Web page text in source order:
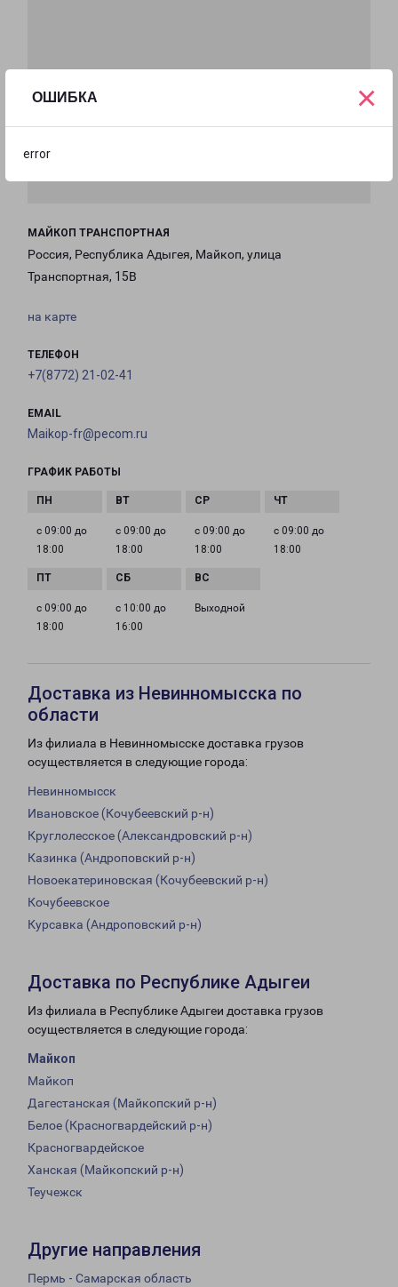
ОШИБКА
error
×
МАЙКОП ТРАНСПОРТНАЯ
Россия, Республика Адыгея, Майкоп, улица
Транспортная, 15В
на карте
ТЕЛЕФОН
+7(8772) 21-02-41
EMAIL
Maikop-fr@pecom.ru
ГРАФИК РАБОТЫ
с 09:00 до
18:00
с 09:00 до
18:00
с 09:00 до
18:00
с 09:00 до
18:00
с 09:00 до
18:00
с 10:00 до
16:00
Выходной
Доставка из Невинномысска по
области
Из филиала в Невинномысске доставка грузов
осуществляется в следующие города:
Невинномысск
Ивановское (Кочубеевский р-н)
Круглолесское (Александровский р-н)
Казинка (Андроповский р-н)
Новоекатериновская (Кочубеевский р-н)
Кочубеевское
Курсавка (Андроповский р-н)
Доставка по Республике Адыгеи
Из филиала в Республике Адыгеи доставка грузов
осуществляется в следующие города:
Майкоп
Майкоп
Дагестанская (Майкопский р-н)
Белое (Красногвардейский р-н)
Красногвардейское
Ханская (Майкопский р-н)
Теучежск
Другие направления
Пермь - Самарская область